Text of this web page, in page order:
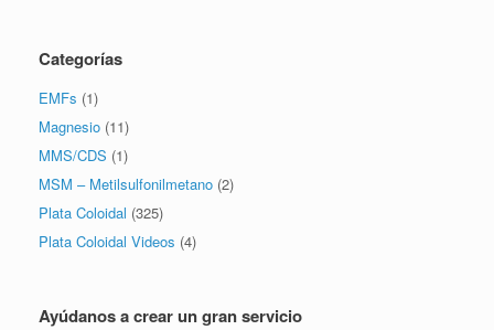
Categorías
EMFs (1)
Magnesio (11)
MMS/CDS (1)
MSM – Metilsulfonilmetano (2)
Plata Coloidal (325)
Plata Coloidal Videos (4)
Ayúdanos a crear un gran servicio